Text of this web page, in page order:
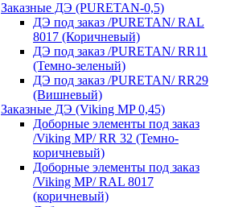
Заказные ДЭ (PURETAN-0,5)
ДЭ под заказ /PURETAN/ RAL
8017 (Коричневый)
ДЭ под заказ /PURETAN/ RR11
(Темно-зеленый)
ДЭ под заказ /PURETAN/ RR29
(Вишневый)
Заказные ДЭ (Viking MP 0,45)
Доборные элементы под заказ
/Viking MP/ RR 32 (Темно-
коричневый)
Доборные элементы под заказ
/Viking MP/ RAL 8017
(коричневый)